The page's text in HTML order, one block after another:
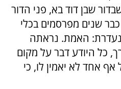
שבן דוד בא, פני הדור
שנים מפרסמים בכלי
האמת. נראתה
כל היודע דבר על מקום
אחד לא יאמין לו, כי